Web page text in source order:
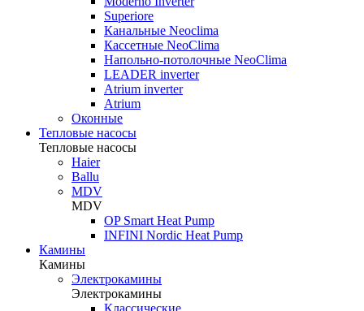
Superiore
Канальные Neoclima
Кассетные NeoClima
Напольно-потолочные NeoClima
LEADER inverter
Atrium inverter
Atrium
Оконные
Тепловые насосы
Тепловые насосы
Haier
Ballu
MDV
MDV
OP Smart Heat Pump
INFINI Nordic Heat Pump
Камины
Камины
Электрокамины
Электрокамины